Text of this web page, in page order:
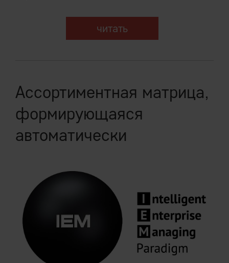
читать
Ассортиментная матрица,
формирующаяся
автоматически